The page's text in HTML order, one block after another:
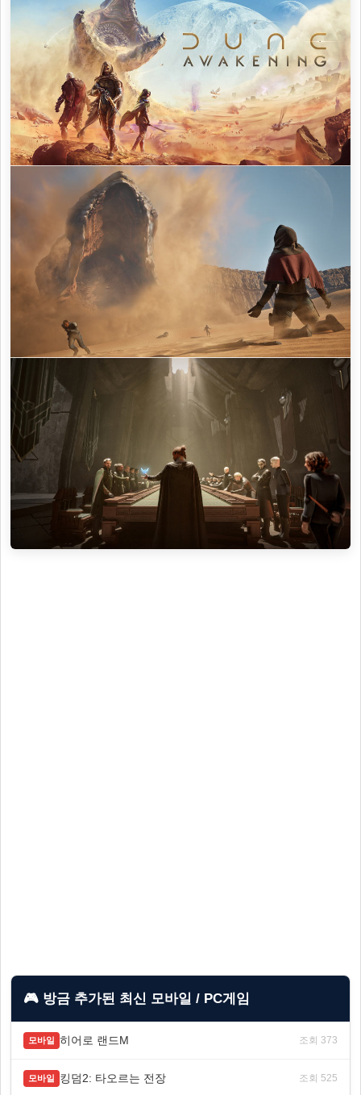
🎮 방금 추가된 최신 모바일 / PC게임
모바일 히어로 랜드M 조회 373
모바일 킹덤2: 타오르는 전장 조회 525